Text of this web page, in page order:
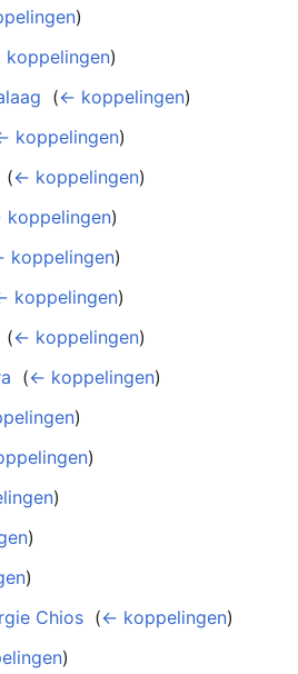
)
)
(← koppelingen)
koppelingen)
(← koppelingen)
)
koppelingen)
koppelingen)
(← koppelingen)
(← koppelingen)
)
)
)
)
)
Chios (← koppelingen)
)